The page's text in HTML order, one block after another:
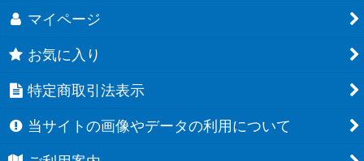
マイページ
お気に入り
特定商取引法表示
当サイトの画像やデータの利用について